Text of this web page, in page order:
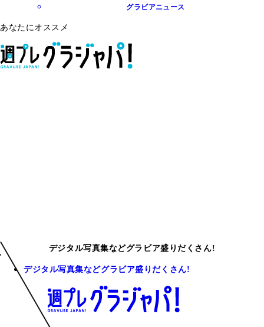
グラビアニュース
あなたにオススメ
デジタル写真集などグラビア盛りだくさん!
デジタル写真集などグラビア盛りだくさん!